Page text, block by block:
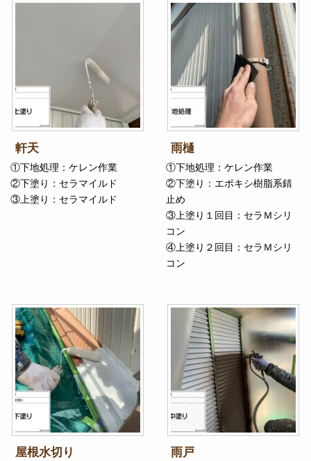
軒天
①下地処理：ケレン作業
②下塗り：セラマイルド
③上塗り：セラマイルド
雨樋
①下地処理：ケレン作業
②下塗り：エポキシ樹脂系錆
止め
③上塗り１回目：セラＭシリ
コン
④上塗り２回目：セラＭシリ
コン
屋根水切り 雨戸